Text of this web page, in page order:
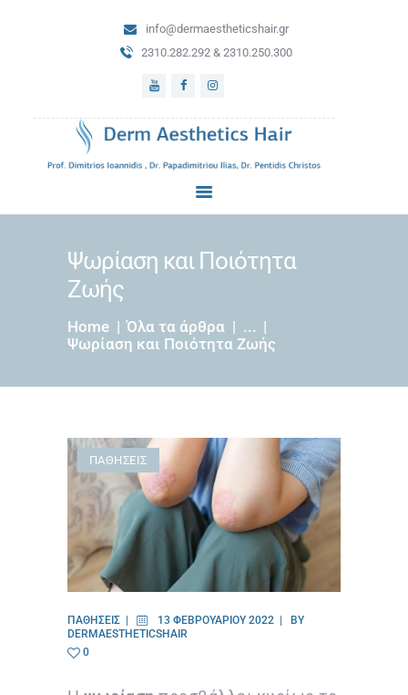
info@dermaestheticshair.gr
2310.282.292 & 2310.250.300
Ψωρίαση και Ποιότητα
Ζωής
Home Όλα τα άρθρα
...
Ψωρίαση και Ποιότητα Ζωής
ΑΡΧΙΚΗ
ΔΕΡΜΑΤΟΛΟΓΙΚΕΣ
ΥΠΗΡΕΣΙΕΣ
ΜΕΤΑΜΟΣΧΕΥΣΗ
ΜΑΛΛΙΩΝ
ΑΙΣΘΗΤΙΚΗ
ΔΕΡΜΑΤΟΛΟΓΙΑ
BLOG
ΠΑΘΉΣΕΙΣ
ΠΑΘΉΣΕΙΣ 13 ΦΕΒΡΟΥΑΡΊΟΥ 2022
BY
DERMAESTHETICSHAIR
0